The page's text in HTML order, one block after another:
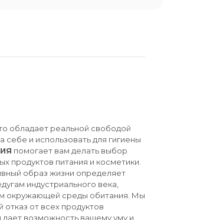
обладает реальной свободой
себе и использовать для гигиены
помогает вам делать выбор
продуктов питания и косметики.
образ жизни определяет
индустриального века,
окружающей среды обитания. Мы
отказ от всех продуктов
возможность вашему уму и